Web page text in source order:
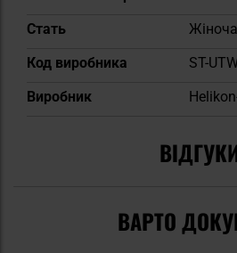
Cтать
Жіноча
Код виробника
ST-
Виробник
ВАРТО